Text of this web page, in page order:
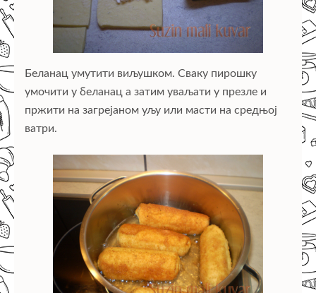
Беланац умутити виљушком. Сваку пирошку
умочити у беланац а затим уваљати у презле и
пржити на загрејаном уљу или масти на средњој
ватри.